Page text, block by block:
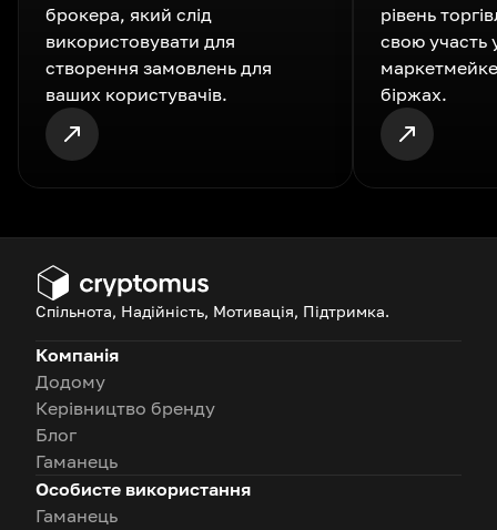
брокера, який слід
використовувати для
створення замовлень для
ваших користувачів.
рівень
свою участь
біржах.
Спільнота, Надійність, Мотивація, Підтримка.
Компанія
Додому
Керівництво бренду
Блог
Гаманець
Особисте використання
Гаманець